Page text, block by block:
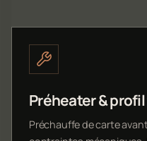
Préheater &
Préchauffe de carte